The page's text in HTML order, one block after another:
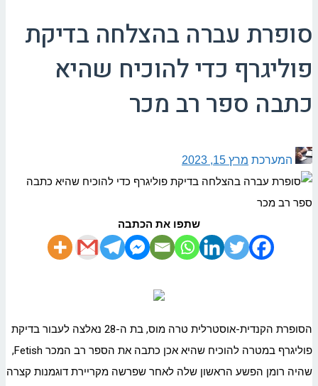
סופרת עברה בהצלחה בדיקת
פוליגרף כדי להוכיח שהיא
כתבה ספר רב מכר
המערכת מרץ 15, 2023
שתפו את הכתבה
הסופרת הקנדית-אוסטרלית טרה מוס, בת ה-28 נאלצה לעבור בדיקת
פוליגרף במטרה להוכיח שהיא אכן כתבה את הספר רב המכר Fetish,
שהיה רומן הפשע הראשון שלה לאחר שפרשה מקריירת דוגמנות קצרה